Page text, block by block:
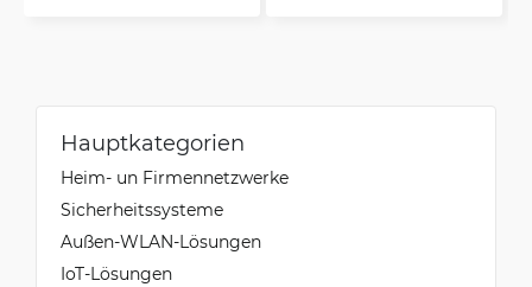
Hauptkategorien
Heim- un Firmennetzwerke
Sicherheitssysteme
Außen-WLAN-Lösungen
IoT-Lösungen